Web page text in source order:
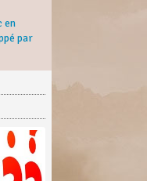
en
par